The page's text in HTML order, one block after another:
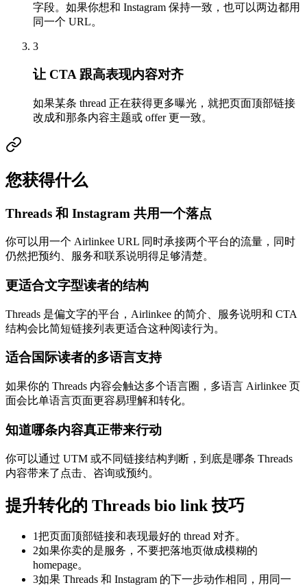
字段。如果你想和 Instagram 保持一致，也可以两边都用
同一个 URL。
3
让 CTA 跟高表现内容对齐
如果某条 thread 正在获得更多曝光，就把页面顶部链接
改成和那条内容主题或 offer 更一致。
您获得什么
Threads 和 Instagram 共用一个落点
你可以用一个 Airlinkee URL 同时承接两个平台的流量，同时
仍然把预约、服务和联系说明得足够清楚。
更适合文字型读者的结构
Threads 是偏文字的平台，Airlinkee 的简介、服务说明和 CTA
结构会比简短链接列表更适合这种阅读行为。
适合国际读者的多语言支持
如果你的 Threads 内容会触达多个语言圈，多语言 Airlinkee 页
面会比单语言页面更容易理解和转化。
知道哪条内容真正带来行动
你可以通过 UTM 或不同链接结构判断，到底是哪条 Threads
内容带来了点击、咨询或预约。
提升转化的 Threads bio link 技巧
1把页面顶部链接和表现最好的 thread 对齐。
2如果你卖的是服务，不要把落地页做成模糊的
homepage。
3如果 Threads 和 Instagram 的下一步动作相同，用同一